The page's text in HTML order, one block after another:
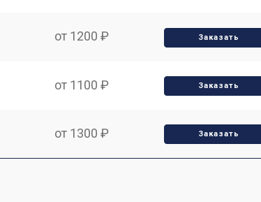
от 1200 ₽ Заказать
от 1100 ₽ Заказать
от 1300 ₽ Заказать